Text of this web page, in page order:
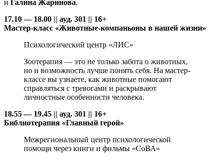
и Галина Жаринова.
17.10 — 18.00 || ауд. 301 || 16+
Мастер-класс «Животные-компаньоны в нашей жизни»
Психологический центр «ЛИС»
Зоотерапия — это не только забота о животных,
но и возможность лучше понять себя. На мастер-
классе вы узнаете, как животные помогают
справляться с тревогами и раскрывают
личностные особенности человека.
18.55 — 19.45 || ауд. 301 || 16+
Библиотерапия «Главный герой»
Межрегиональный центр психологической
помощи через книги и фильмы «СоВА»